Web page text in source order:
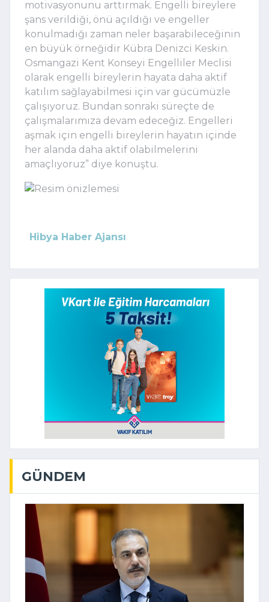
motivasyonunu arttırmak. Engelli bireylere
şans verildiği, önü açıldığı ve engeller
konulmadığı zaman neler başarabileceğinin
en büyük örneğidir Kübra Denizci Keskin.
Osmangazi Kent Konseyi Engelliler Meclisi
olarak engelli bireylerin hayata daha aktif
katılım sağlayabilmesi için var gücümüzle
çalışıyoruz. Bundan sonraki süreçte de
çalışmalarımıza devam edeceğiz. Engelleri
aşmak için engelli bireylerin hayatın içinde
her alanda daha aktif olabilmelerini
amaçlıyoruz” diye konuştu.
Hibya Haber Ajansı
GÜNDEM